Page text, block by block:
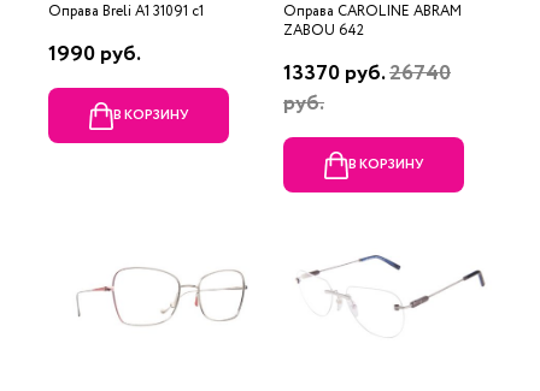
Оправа Breli A1 31091 c1
1990 руб.
В КОРЗИНУ
Оправа CAROLINE ABRAM
ZABOU 642
13370 руб.26740
руб.
В КОРЗИНУ